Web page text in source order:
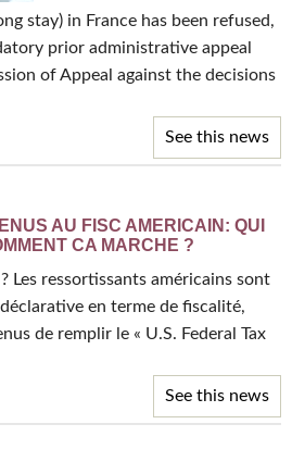
prior administrative appeal
of Appeal against the decisions
See this news
AU FISC AMERICAIN: QUI
CA MARCHE ?
en terme de fiscalité,
de remplir le « U.S. Federal Tax
See this news